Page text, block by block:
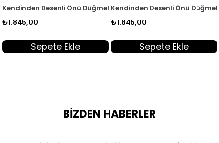
Mürdüm KADO 263170
ve Pantolon Kadın İkili Takım Kahverengi KADO 263170
Desenli Önü Düğmeli Tunik ve Pantolon Kadın İkili
Sepete Ekle
Kendinden Desenli Önü Düğmeli
₺1.845,00
Sepete Ekle
BİZDEN HABERLER